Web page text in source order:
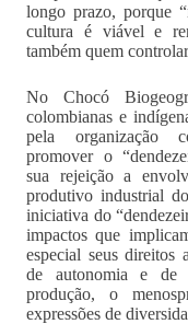
longo prazo, porque
cultura é viável e
também quem
No Chocó
colombianas e
pela organização
promover o
sua rejeição a
produtivo industrial
iniciativa do
impactos que
especial seus direitos
de autonomia e de
produção, o
expressões de